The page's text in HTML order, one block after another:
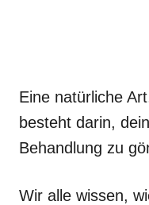
Eine natürliche
besteht darin,
Behandlung zu
Wir alle wissen,